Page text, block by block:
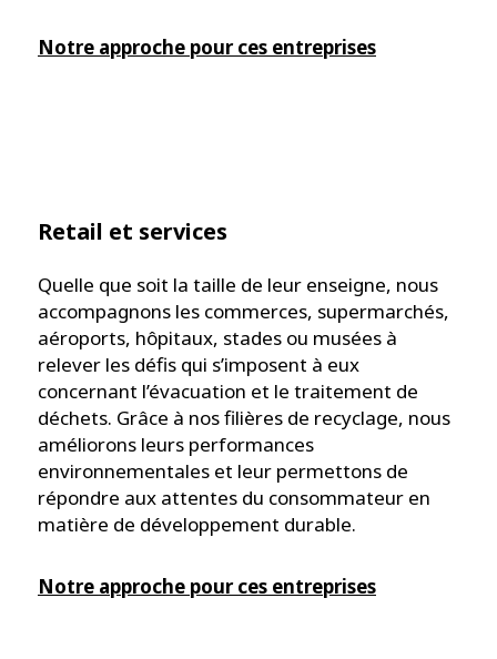
Notre approche pour ces entreprises
Retail et services
Quelle que soit la taille de leur enseigne, nous
accompagnons les commerces, supermarchés,
aéroports, hôpitaux, stades ou musées à
relever les défis qui s’imposent à eux
concernant l’évacuation et le traitement de
déchets. Grâce à nos filières de recyclage, nous
améliorons leurs performances
environnementales et leur permettons de
répondre aux attentes du consommateur en
matière de développement durable.
Notre approche pour ces entreprises